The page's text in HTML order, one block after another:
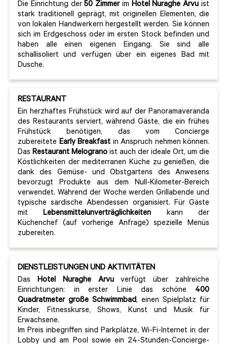
Die Einrichtung der50 Zimmerim Hotel Nuraghe Arvu ist
stark traditionell geprägt, mit originellen Elementen, die
von lokalen Handwerkern hergestellt werden. Sie können
sich im Erdgeschoss oder im ersten Stock befinden und
haben alle einen eigenen Eingang. Sie sind alle
schallisoliert und verfügen über ein eigenes Bad mit
Dusche.
RESTAURANT
Ein herzhaftes Frühstück wird auf der Panoramaveranda
des Restaurants serviert, während Gäste, die ein frühes
Frühstück benötigen, das vom Concierge
zubereitete Early Breakfast in Anspruch nehmen können.
Das Restaurant Melograno ist auch der ideale Ort, um die
Köstlichkeiten der mediterranen Küche zu genießen, die
dank des Gemüse- und Obstgartens des Anwesens
bevorzugt Produkte aus dem Null-Kilometer-Bereich
verwendet. Während der Woche werden Grillabende und
typische sardische Abendessen organisiert. Für Gäste
mitLebensmittelunverträglichkeiten kann der
Küchenchef (auf vorherige Anfrage) spezielle Menüs
zubereiten.
DIENSTLEISTUNGEN UND AKTIVITÄTEN
Das Hotel Nuraghe Arvuverfügt über zahlreiche
Einrichtungen: in erster Linie das schöne 400
Quadratmeter große Schwimmbad, einen Spielplatz für
Kinder, Fitnesskurse, Shows, Kunst und Musik für
Erwachsene.
Im Preis inbegriffen sind Parkplätze, Wi-Fi-Internet in der
Lobby und am Pool sowie ein 24-Stunden-Concierge-